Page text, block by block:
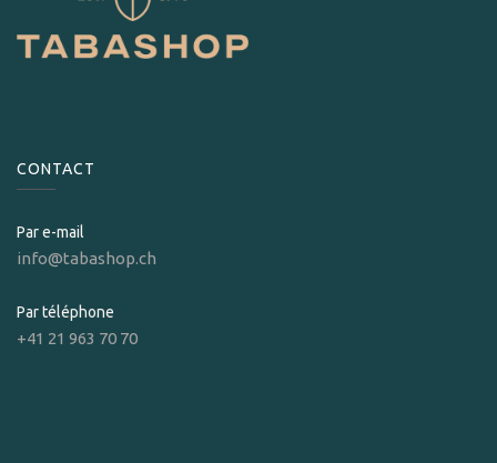
CONTACT
Par e-mail
info@tabashop.ch
Par téléphone
+41 21 963 70 70